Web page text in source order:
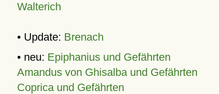
Walterich
• Update: Brenach
• neu: Epiphanius und Gefährten
Amandus von Ghisalba und Gefährten
Coprica und Gefährten